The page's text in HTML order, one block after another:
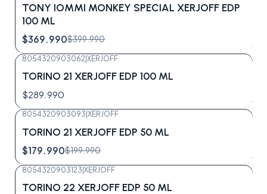
Agotado
TONY IOMMI MONKEY SPECIAL XERJOFF EDP
100 ML
$369.990$399.990
8054320903062 XERJOFF
TORINO 21 XERJOFF EDP 100 ML
$289.990
8054320903093 XERJOFF
TORINO 21 XERJOFF EDP 50 ML
$179.990$199.990
8054320903123 XERJOFF
TORINO 22 XERJOFF EDP 50 ML